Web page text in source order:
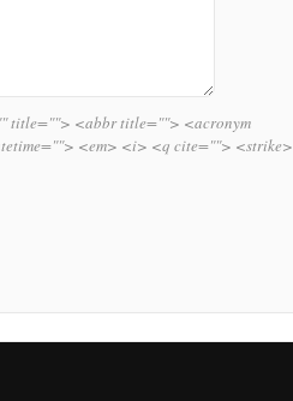
title=""> <abbr title=""> <acronym
<em> <i> <q cite=""> <strike>